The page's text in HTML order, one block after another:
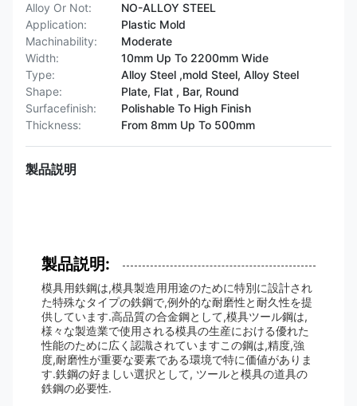
Alloy Or Not:
NO-ALLOY STEEL
Application:
Plastic Mold
Machinability:
Moderate
Width:
10mm Up To 2200mm Wide
Type:
Alloy Steel ,mold Steel, Alloy Steel
Shape:
Plate, Flat , Bar, Round
Surfacefinish:
Polishable To High Finish
Thickness:
From 8mm Up To 500mm
製品説明
製品説明:
模具用鉄鋼は,模具製造用用途のために特別に設計され
た特殊なタイプの鉄鋼で,例外的な耐磨性と耐久性を提
供しています.高品質の合金鋼として,模具ツール鋼は,
様々な製造業で使用される模具の生産における優れた
性能のために広く認識されていますこの鋼は,精度,強
度,耐磨性が重要な要素である環境で特に価値がありま
す.鉄鋼の好ましい選択として, ツールと模具の道具の
鉄鋼の必要性.